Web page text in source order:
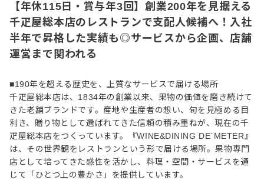
【年休115日・賞与年3回】創業200年を見据える
千疋屋総本店のレストランで支配人候補へ！入社
半年で昇格した実績も◎サービスから企画、店舗
運営まで関われる
■190年を超える歴史を、上質なサービスで届ける場所
千疋屋総本店は、1834年の創業以来、果物の価値を磨き続けて
きた老舗ブランドです。産地や生産者の想い、旬を見極める目
利き、贈り物として選ばれてきた信頼の積み重ねが、現在の千
疋屋総本店をつくっています。『WINE&DINING DE`METER』
は、その世界観をレストランという形で届ける場所。果物専門
店として培ってきた感性を活かし、料理・空間・サービスを通
じて「ひとつ上の豊かさ」を提供しています。